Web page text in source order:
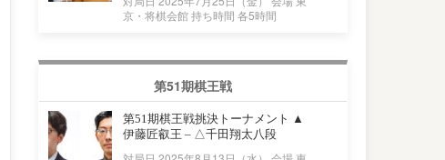
京・将棋会館 持ち時間 各5時間
第51期棋王戦
第51期棋王戦挑決トーナメント ▲
伊藤匠叡王 – △千田翔太八段